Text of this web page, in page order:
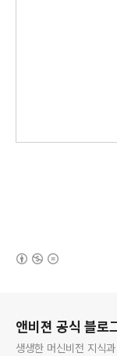
앤비젼 공식 블로
생생한 머신비전 지식